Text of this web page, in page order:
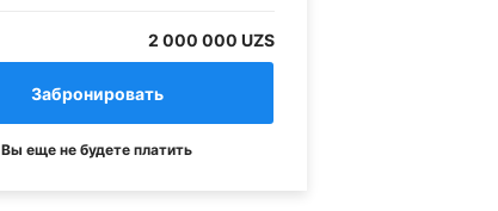
2 000 000 UZS
Вы еще не будете платить